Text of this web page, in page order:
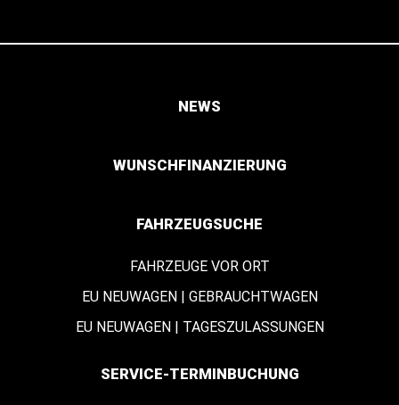
NEWS
WUNSCHFINANZIERUNG
FAHRZEUGSUCHE
FAHRZEUGE VOR ORT
EU NEUWAGEN | GEBRAUCHTWAGEN
EU NEUWAGEN | TAGESZULASSUNGEN
SERVICE-TERMINBUCHUNG